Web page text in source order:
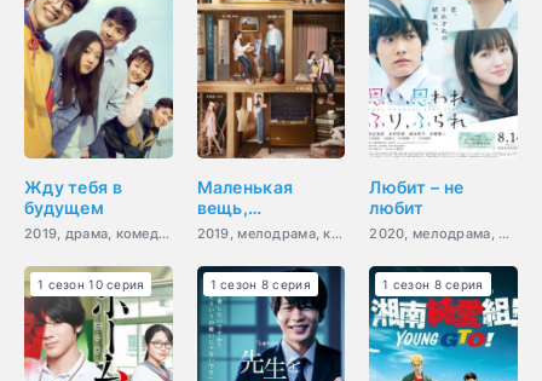
Жду тебя в
будущем
2019, драма, комедия, романтика, молодость, фэнтези
Маленькая
вещь,
называемая
первой любовью
2019, мелодрама, комедия, романтика, молодость, драма
Любит – не
любит
2020, мелодрама, романтика, молодость
1 сезон 10 серия 1 сезон 8 серия 1 сезон 8 серия